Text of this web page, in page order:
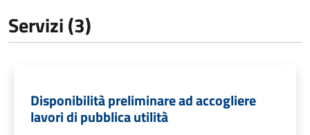
Servizi (3)
Disponibilità preliminare ad accogliere
lavori di pubblica utilità